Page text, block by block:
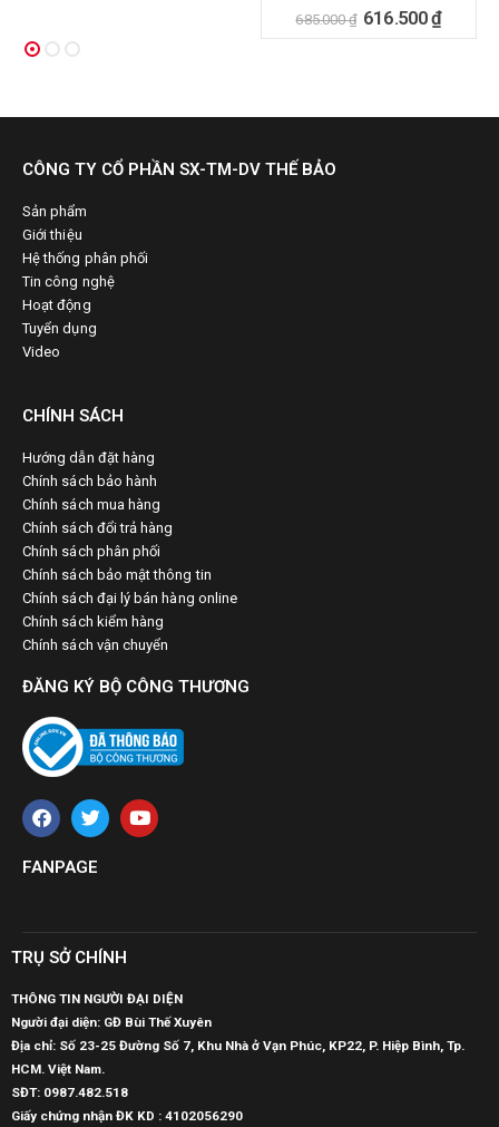
ngoài 5
685.000₫ 616.500₫
CÔNG TY CỔ PHẦN SX-TM-DV THẾ BẢO
Sản phẩm
Giới thiệu
Hệ thống phân phối
Tin công nghệ
Hoạt động
Tuyển dụng
Video
CHÍNH SÁCH
Hướng dẫn đặt hàng
Chính sách bảo hành
Chính sách mua hàng
Chính sách đổi trả hàng
Chính sách phân phối
Chính sách bảo mật thông tin
Chính sách đại lý bán hàng online
Chính sách kiểm hàng
Chính sách vận chuyển
ĐĂNG KÝ BỘ CÔNG THƯƠNG
FANPAGE
TRỤ SỞ CHÍNH
THÔNG TIN NGƯỜI ĐẠI DIỆN
Người đại diện: GĐ Bùi Thế Xuyên
Địa chỉ: Số 23-25 Đường Số 7, Khu Nhà ở Vạn Phúc, KP22, P. Hiệp Bình, Tp.
HCM. Việt Nam.
SĐT: 0987.482.518
Giấy chứng nhận ĐK KD : 4102056290